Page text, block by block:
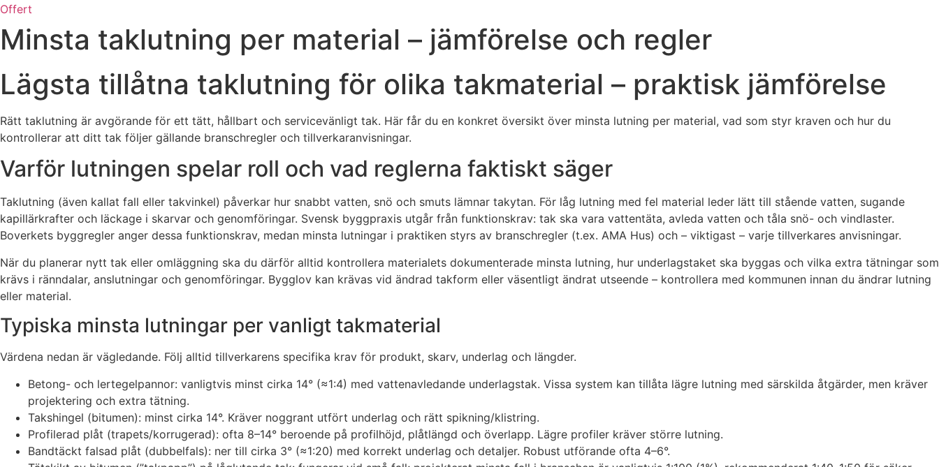
Offert
Minsta taklutning per material – jämförelse och regler
Lägsta tillåtna taklutning för olika takmaterial – praktisk jämförelse
Rätt taklutning är avgörande för ett tätt, hållbart och servicevänligt tak. Här får du en konkret översikt över minsta lutning per material, vad som styr kraven och hur du
kontrollerar att ditt tak följer gällande branschregler och tillverkaranvisningar.
Varför lutningen spelar roll och vad reglerna faktiskt säger
Taklutning (även kallat fall eller takvinkel) påverkar hur snabbt vatten, snö och smuts lämnar takytan. För låg lutning med fel material leder lätt till stående vatten, sugande
kapillärkrafter och läckage i skarvar och genomföringar. Svensk byggpraxis utgår från funktionskrav: tak ska vara vattentäta, avleda vatten och tåla snö- och vindlaster.
Boverkets byggregler anger dessa funktionskrav, medan minsta lutningar i praktiken styrs av branschregler (t.ex. AMA Hus) och – viktigast – varje tillverkares anvisningar.
När du planerar nytt tak eller omläggning ska du därför alltid kontrollera materialets dokumenterade minsta lutning, hur underlagstaket ska byggas och vilka extra tätningar som
krävs i ränndalar, anslutningar och genomföringar. Bygglov kan krävas vid ändrad takform eller väsentligt ändrat utseende – kontrollera med kommunen innan du ändrar lutning
eller material.
Typiska minsta lutningar per vanligt takmaterial
Värdena nedan är vägledande. Följ alltid tillverkarens specifika krav för produkt, skarv, underlag och längder.
Betong- och lertegelpannor: vanligtvis minst cirka 14° (≈1:4) med vattenavledande underlagstak. Vissa system kan tillåta lägre lutning med särskilda åtgärder, men kräver
projektering och extra tätning.
Takshingel (bitumen): minst cirka 14°. Kräver noggrant utfört underlag och rätt spikning/klistring.
Profilerad plåt (trapets/korrugerad): ofta 8–14° beroende på profilhöjd, plåtlängd och överlapp. Lägre profiler kräver större lutning.
Bandtäckt falsad plåt (dubbelfals): ner till cirka 3° (≈1:20) med korrekt underlag och detaljer. Robust utförande ofta 4–6°.